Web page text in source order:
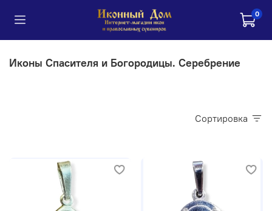
0
Иконы Спасителя и Богородицы. Серебрение
Сортировка